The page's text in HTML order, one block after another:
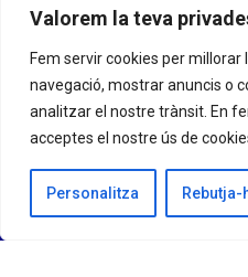
Valorem la teva
Fem servir cookies per millorar
navegació, mostrar anuncis o
analitzar el nostre trànsit. En
acceptes el nostre ús de
Personalitza Rebutja-